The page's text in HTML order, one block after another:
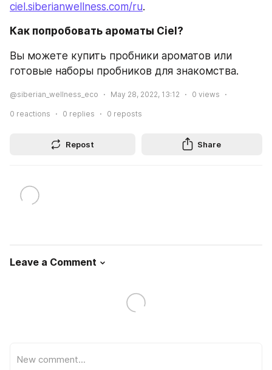
ciel.siberianwellness.com/ru.
Как попробовать ароматы Ciel?
Вы можете купить пробники ароматов или
готовые наборы пробников для знакомства.
@siberian_wellness_eco May 28, 2022, 13:12 0 views
0 reactions 0 replies 0 reposts
Repost Share
Leave a Comment